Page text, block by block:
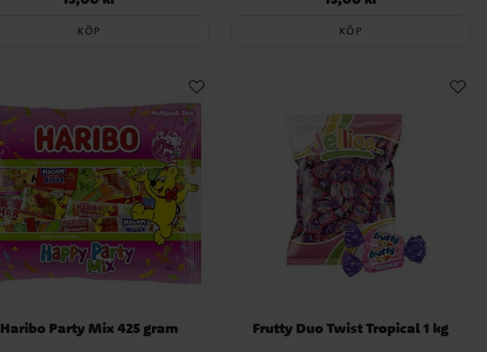
KÖP KÖP
Haribo Party Mix 425 gram Frutty Duo Twist Tropical 1 kg